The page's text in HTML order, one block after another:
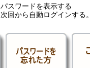
パスワードを表示する
次回から自動ログインする。